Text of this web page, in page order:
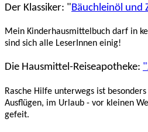
Der Klassiker: " Bäuchleinöl und
Mein Kinderhausmittelbuch darf in
sind sich alle LeserInnen einig!
Die Hausmittel-Reiseapotheke:
Rasche Hilfe unterwegs ist
Ausflügen, im Urlaub - vor kleinen
gefeit.